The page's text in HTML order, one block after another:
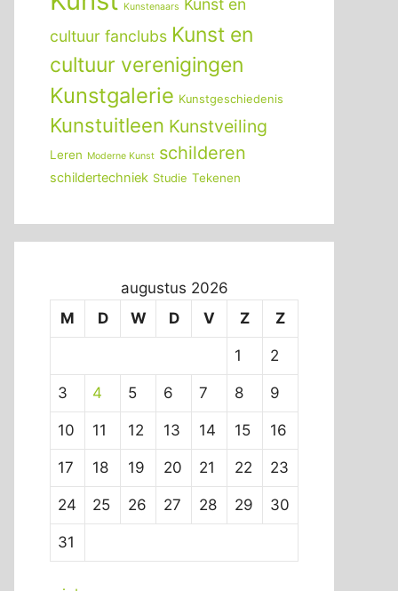
Kunstenaars
cultuur fanclubs Kunst en
cultuur verenigingen
Kunstgalerie Kunstgeschiedenis
Kunstuitleen Kunstveiling
Leren Moderne Kunst schilderen
schildertechniek Studie Tekenen
augustus 2026
M
D W D V Z Z
1 2
3 4 5 6 7 8 9
10 11 12 13 14 15 16
17 18 19 20 21 22 23
24 25 26 27 28 29 30
31